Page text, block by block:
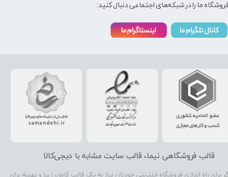
قالب فروشگاهی نیما، قالب سایت مشابه با دیجی‌کالا
ما را در شبکه‌های اجتماعی دنبال کنید: